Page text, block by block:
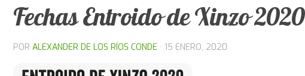
Fechas Entroido de Xinzo 2020
POR ALEXANDER DE LOS RÍOS CONDE · 15 ENERO, 2020